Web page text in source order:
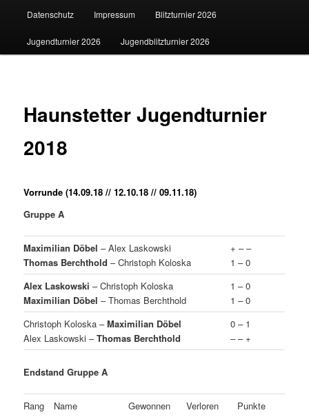
Datenschutz Impressum Blitzturnier 2026
Jugendturnier 2026 Jugendblitzturnier 2026
Haunstetter Jugendturnier
2018
Vorrunde (14.09.18 // 12.10.18 // 09.11.18)
Gruppe A
Maximilian Döbel – Alex Laskowski
Thomas Berchthold – Christoph Koloska
+ – –
1 – 0
Alex Laskowski – Christoph Koloska
Maximilian Döbel– Thomas Berchthold
1 – 0
1 – 0
Christoph Koloska –Maximilian Döbel
Alex Laskowski –Thomas Berchthold
0 – 1
– – +
Endstand Gruppe A
Rang Name Gewonnen Verloren
Punkte